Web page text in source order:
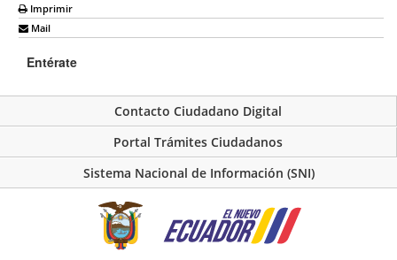
Imprimir
Mail
Entérate
Contacto Ciudadano Digital
Portal Trámites Ciudadanos
Sistema Nacional de Información (SNI)